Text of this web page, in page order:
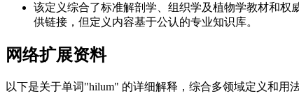
该定义综合了标准解剖学、组织学及植物学教材和权
供链接，但定义内容基于公认的专业知识库。
网络扩展资料
以下是关于单词"hilum" 的详细解释，综合多领域定义和用法